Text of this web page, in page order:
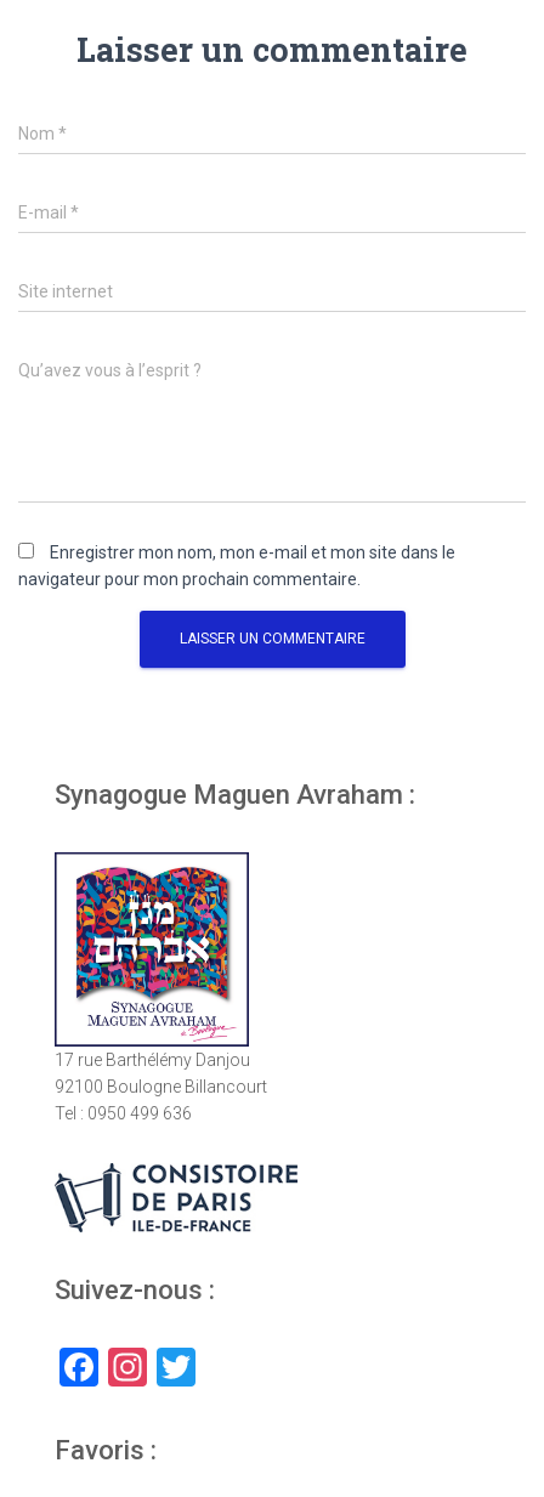
Laisser un commentaire
Nom *
E-mail *
Site internet
Qu’avez vous à l’esprit ?
Enregistrer mon nom, mon e-mail et mon site dans le
navigateur pour mon prochain commentaire.
Synagogue Maguen Avraham :
17 rue Barthélémy Danjou
92100 Boulogne Billancourt
Tel : 0950 499 636
Suivez-nous :
F
c
In
a
Favoris :